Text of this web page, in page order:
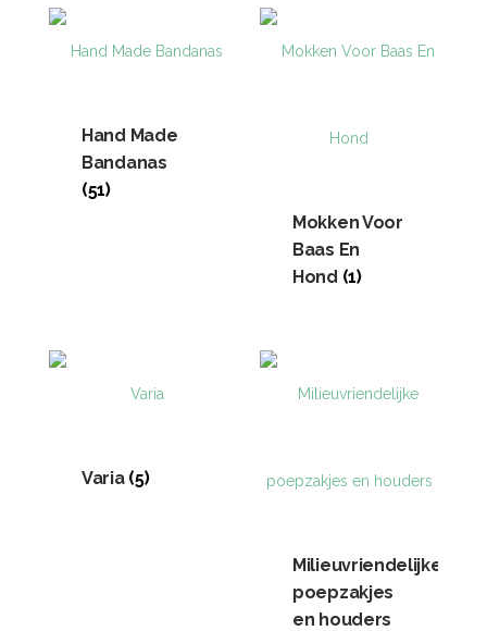
Hand Made
Bandanas
(51)
Mokken Voor
Baas En
Hond (1)
Varia (5)
Milieuvriendelijke
poepzakjes
en houders